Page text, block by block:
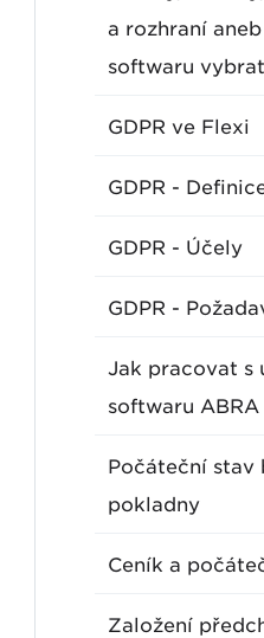
a rozhraní
softwaru
GDPR ve Flexi
GDPR -
GDPR - Účely
GDPR -
Jak pracovat s
softwaru
Počáteční stav
pokladny
Ceník a
Založení